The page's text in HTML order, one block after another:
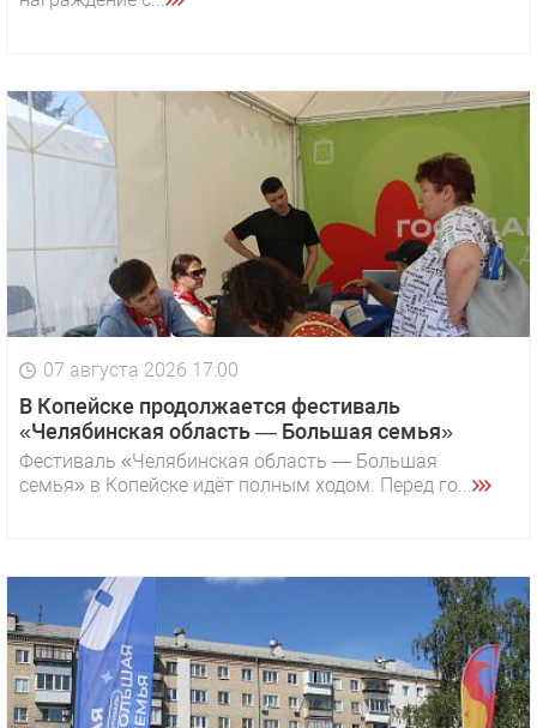
07 августа 2026 17:00
В Копейске продолжается фестиваль
«Челябинская область — Большая семья»
Фестиваль «Челябинская область — Большая
семья» в Копейске идёт полным ходом. Перед го...